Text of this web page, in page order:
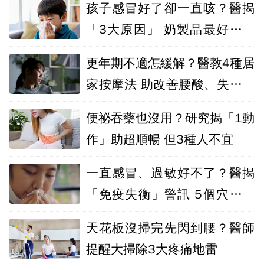
孩子感冒好了卻一直咳？醫揭
「3大原因」 奶製品最好先少
更年期不適怎緩解？醫教4種居
家按摩法 助改善腰酸、失眠與
便祕吞藥也沒用？研究揭「1動
作」助超順暢 但3種人不宜
一直感冒、過敏好不了？醫揭
「免疫失衡」警訊 5個穴道天
天花板沒掃完先閃到腰？醫師
提醒大掃除3大疼痛地雷